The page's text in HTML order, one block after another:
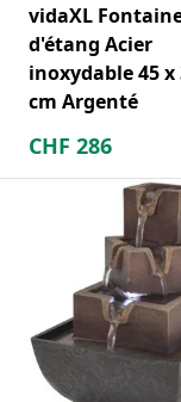
vidaXL
d'étang Acier
inoxydable 45 x
cm Argenté
CHF 286